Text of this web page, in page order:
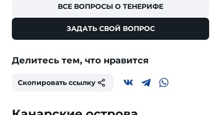
ВСЕ ВОПРОСЫ О ТЕНЕРИФЕ
ЗАДАТЬ СВОЙ ВОПРОС
Делитесь тем, что нравится
Скопировать ссылку